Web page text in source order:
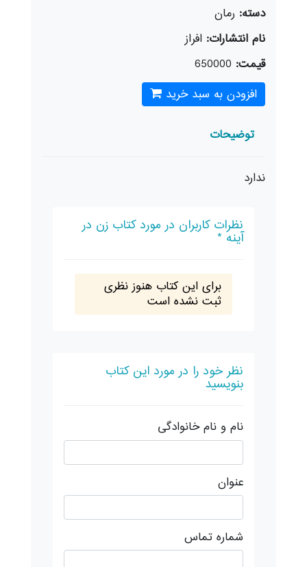
دسته: رمان
نام انتشارات: افراز
قیمت: 650000
افزودن به سبد خرید
توضیحات
ندارد
نظرات کاربران در مورد کتاب زن در
آینه *
برای این کتاب هنوز نظری
ثبت نشده است
نظر خود را در مورد این کتاب
بنویسید
نام و نام خانوادگی
عنوان
شماره تماس